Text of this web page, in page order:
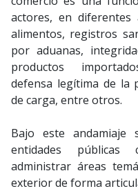
actores, en diferentes
alimentos, registros
por aduanas,
productos
defensa legítima de la
de carga, entre otros.
Bajo este
entidades públicas
administrar áreas
exterior de forma